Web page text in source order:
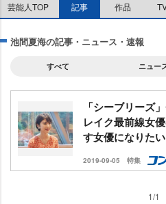
芸能人TOP 記事 作品
池間夏海の記事・ニュース・速報
すべて ニュー
「シーブリーズ
レイク最前線女
す女優になりたい
2019-09-05 特集
1/1